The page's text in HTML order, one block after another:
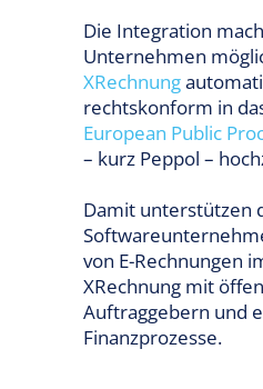
Die Integration
Unternehmen
XRechnung
rechtskonform in
European Public
– kurz Peppol –
Damit unterstützen
von E-Rechnungen
XRechnung mit
Auftraggebern und
Finanzprozesse.